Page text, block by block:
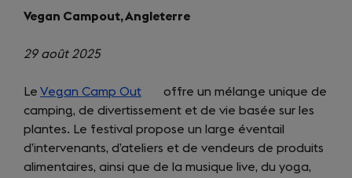
Vegan Campout, Angleterre
29 août 2025
Le Vegan Camp Out (opens
in
a
new
tab)
offre un mélange unique de
camping, de divertissement et de vie basée sur les
plantes. Le festival propose un large éventail
d’intervenants, d’ateliers et de vendeurs de produits
alimentaires, ainsi que de la musique live, du yoga,